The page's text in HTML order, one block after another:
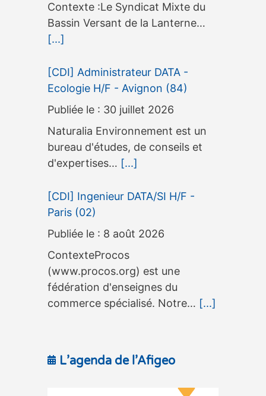
Contexte :Le Syndicat Mixte du
Bassin Versant de la Lanterne…
[...]
[CDI] Administrateur DATA -
Ecologie H/F - Avignon (84)
30 juillet 2026
Naturalia Environnement est un
bureau d'études, de conseils et
d'expertises… [...]
[CDI] Ingenieur DATA/SI H/F -
Paris (02)
8 août 2026
ContexteProcos
(www.procos.org) est une
fédération d'enseignes du
commerce spécialisé. Notre… [...]
L’agenda de l’Afigeo